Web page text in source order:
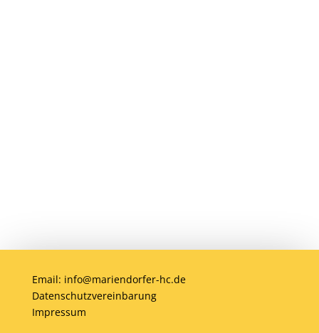
Email: info@mariendorfer-hc.de
Datenschutzvereinbarung
Impressum